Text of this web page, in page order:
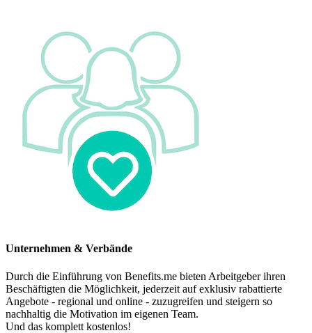
Unternehmen & Verbände
Durch die Einführung von Benefits.me bieten Arbeitgeber ihren
Beschäftigten die Möglichkeit, jederzeit auf exklusiv rabattierte
Angebote - regional und online - zuzugreifen und steigern so
nachhaltig die Motivation im eigenen Team.
Und das komplett kostenlos!